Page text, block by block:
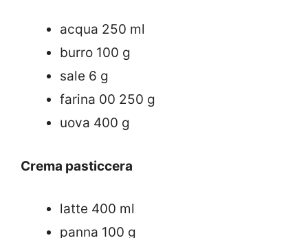
acqua 250 ml
burro 100 g
sale 6 g
farina 00 250 g
uova 400 g
Crema pasticcera
latte 400 ml
panna 100 g